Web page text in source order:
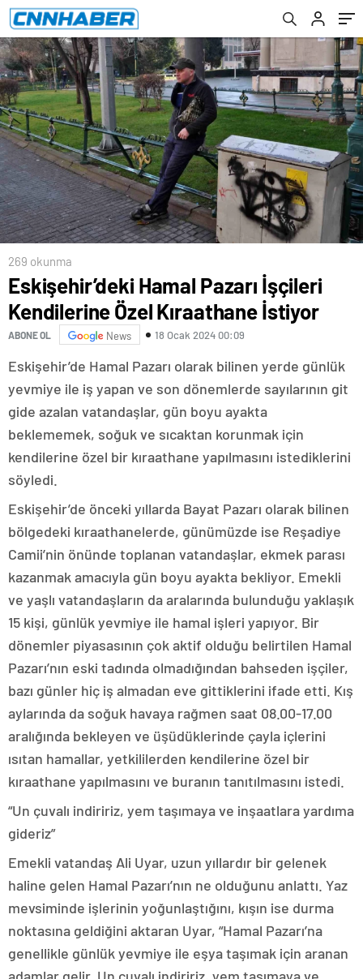
269 okunma
Eskişehir’deki Hamal Pazarı İşçileri
Kendilerine Özel Kıraathane İstiyor
ABONE OL News 18 Ocak 2024 00:09
Eskişehir’de Hamal Pazarı olarak bilinen yerde günlük
yevmiye ile iş yapan ve son dönemlerde sayılarının git
gide azalan vatandaşlar, gün boyu ayakta
beklememek, soğuk ve sıcaktan korunmak için
kendilerine özel bir kıraathane yapılmasını istediklerini
söyledi.
Eskişehir’de önceki yıllarda Bayat Pazarı olarak bilinen
bölgedeki kıraathanelerde, günümüzde ise Reşadiye
Camii’nin önünde toplanan vatandaşlar, ekmek parası
kazanmak amacıyla gün boyu ayakta bekliyor. Emekli
ve yaşlı vatandaşların da aralarında bulunduğu yaklaşık
15 kişi, günlük yevmiye ile hamal işleri yapıyor. Bir
dönemler piyasasının çok aktif olduğu belirtilen Hamal
Pazarı’nın eski tadında olmadığından bahseden işçiler,
bazı günler hiç iş almadan eve gittiklerini ifade etti. Kış
aylarında da soğuk havaya rağmen saat 08.00-17.00
aralığında bekleyen ve üşüdüklerinde çayla içlerini
ısıtan hamallar, yetkililerden kendilerine özel bir
kıraathane yapılmasını ve buranın tanıtılmasını istedi.
“Un çuvalı indiririz, yem taşımaya ve inşaatlara yardıma
gideriz”
Emekli vatandaş Ali Uyar, uzun yıllardır bir gelenek
haline gelen Hamal Pazarı’nın ne olduğunu anlattı. Yaz
mevsiminde işlerinin yoğunlaştığını, kışın ise durma
noktasına geldiğini aktaran Uyar, “Hamal Pazarı’na
genellikle günlük yevmiye ile eşya taşımak için aranan